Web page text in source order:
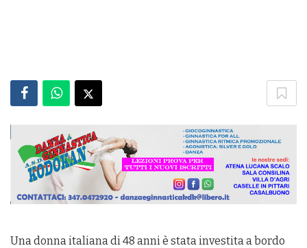
Una donna italiana di 48 anni è stata investita a bordo